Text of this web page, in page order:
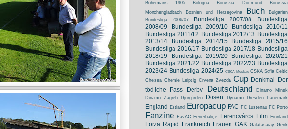
Bohemians 1905
Bologna Borussia Dortmund
Borussia
Mönchengladbach
Bosnien und Herzegovina Buch
Bulgarien
Bundesliga 2006/07
Bundesliga 2007/08
Bundesliga
2008/09
Bundesliga 2009/10
Bundesliga 2010/11
Bundesliga 2011/12 Bundesliga 2012/13 Bundesliga
2013/14
Bundesliga 2014/15
Bundesliga 2015/16
Bundesliga 2016/17 Bundesliga 2017/18 Bundesliga
2018/19
Bundesliga 2019/20
Bundesliga 2020/21
Bundesliga 2021/22 Bundesliga 2022/23 Bundesliga
2023/24 Bundesliga 2024/25 CSKA Moskau CSKA Sofia Celtic
Chelsea Chemie Leipzig Crvena Zvezda Cup Denkmal
Der
tödliche Pass
Derby Deutschland
Dinamo Minsk
Dinamo Zagreb
Djurgården Dosen Dynamo Dresden Dänemark
England Estland Europacup FAC FC Lustenau FC Porto
Fanzine FavAC Fenerbahçe Ferencváros Film Finnland
Forza Rapid Frankreich Frauen GAK Galatasaray Genk